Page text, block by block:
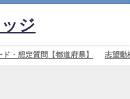
ジ
ド・想定質問【都道府県】 志望動